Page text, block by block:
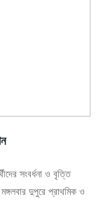
সংবর্ধনা ও বৃত্তি
দুপুরে প্রাথমিক ও